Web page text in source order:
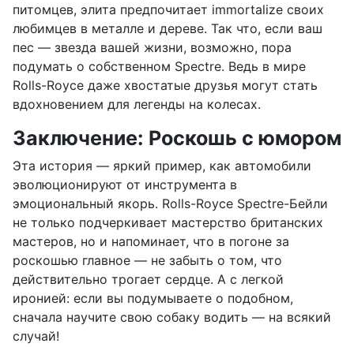
питомцев, элита предпочитает immortalize своих
любимцев в металле и дереве. Так что, если ваш
пес — звезда вашей жизни, возможно, пора
подумать о собственном Spectre. Ведь в мире
Rolls-Royce даже хвостатые друзья могут стать
вдохновением для легенды на колесах.
Заключение: Роскошь с юмором
Эта история — яркий пример, как автомобили
эволюционируют от инструмента в
эмоциональный якорь. Rolls-Royce Spectre-Бейли
не только подчеркивает мастерство британских
мастеров, но и напоминает, что в погоне за
роскошью главное — не забыть о том, что
действительно трогает сердце. А с легкой
иронией: если вы подумываете о подобном,
сначала научите свою собаку водить — на всякий
случай!